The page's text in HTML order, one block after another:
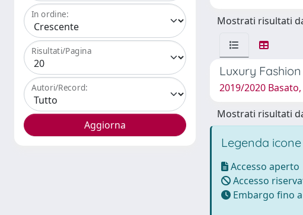
In ordine:
Risultati/Pagina
Autori/Record:
Mostrati risultati
Luxury
2019/2020
Mostrati risultati
Legenda icone
Accesso aperto
Accesso
Embargo fino a